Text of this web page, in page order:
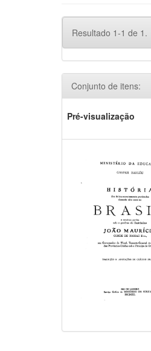
Resultado 1-1 de 1.
Conjunto de itens:
Pré-visualização